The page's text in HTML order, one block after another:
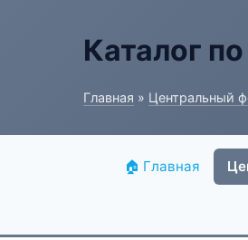
Каталог
Главная » Центральный
🏠 Главная